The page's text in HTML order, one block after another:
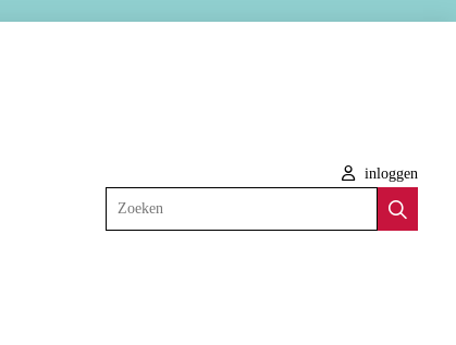
inloggen
Zoeken